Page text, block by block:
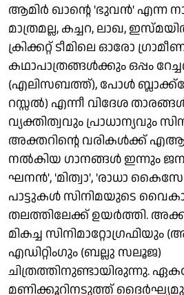
ആമിര്‍ ഖാന്റെ 'ഭുവന്‍' എന്ന
മാത്രമല്ല, കച്ചറ, ലാഖ,
ക്രിക്കറ്റ് ടീമിലെ ഓരോ
കഥാപാത്രങ്ങള്‍ക്കും ഒപ്പം
(എലിസബത്ത്), പോള്‍
റസ്സല്‍) എന്നീ വിദേശ
വ്യക്തിത്വവും പ്രാധാന്യവും
അക്തറിന്റെ വരികള്‍ക്ക്
നല്‍കിയ ഗാനങ്ങള്‍ ഇന്നും
ഘനന്‍', 'മിത്വാ', 'രാധാ
പാട്ടുകള്‍ സിനിമയുടെ
തലത്തിലേക്ക് ഉയര്‍ത്തി.
മികച്ച സിനിമാറ്റോഗ്രഫിയും
എഡിറ്റിംഗും (ബല്ലു സലൂജ)
ചിത്രത്തിനുണ്ടായിരുന്നു.
മണിക്കൂറിനടുത്ത്